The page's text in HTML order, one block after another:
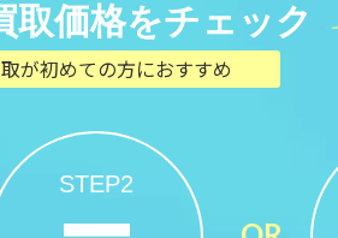
取価格をチェック
が初めての方におすすめ
STEP2